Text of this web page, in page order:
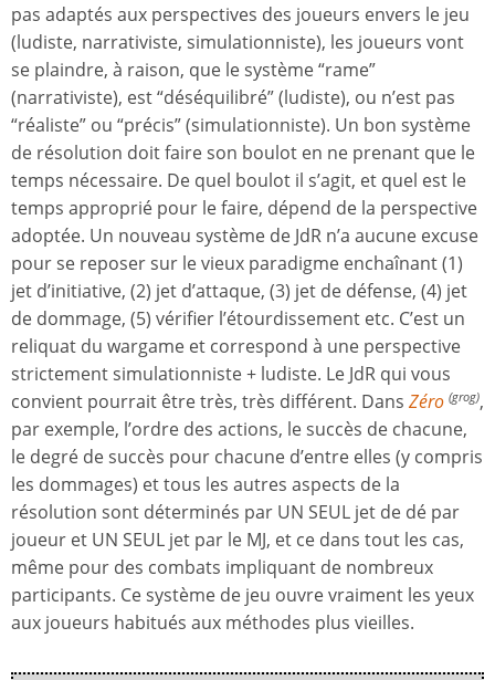
pas adaptés aux perspectives des joueurs envers le jeu
(ludiste, narrativiste, simulationniste), les joueurs vont
se plaindre, à raison, que le système “rame”
(narrativiste), est “déséquilibré” (ludiste), ou n’est pas
“réaliste” ou “précis” (simulationniste). Un bon système
de résolution doit faire son boulot en ne prenant que le
temps nécessaire. De quel boulot il s’agit, et quel est le
temps approprié pour le faire, dépend de la perspective
adoptée. Un nouveau système de JdR n’a aucune excuse
pour se reposer sur le vieux paradigme enchaînant (1)
jet d’initiative, (2) jet d’attaque, (3) jet de défense, (4) jet
de dommage, (5) vérifier l’étourdissement etc. C’est un
reliquat du wargame et correspond à une perspective
strictement simulationniste + ludiste. Le JdR qui vous
convient pourrait être très, très différent. Dans Zéro (grog),
par exemple, l’ordre des actions, le succès de chacune,
le degré de succès pour chacune d’entre elles (y compris
les dommages) et tous les autres aspects de la
résolution sont déterminés par UN SEUL jet de dé par
joueur et UN SEUL jet par le MJ, et ce dans tout les cas,
même pour des combats impliquant de nombreux
participants. Ce système de jeu ouvre vraiment les yeux
aux joueurs habitués aux méthodes plus vieilles.